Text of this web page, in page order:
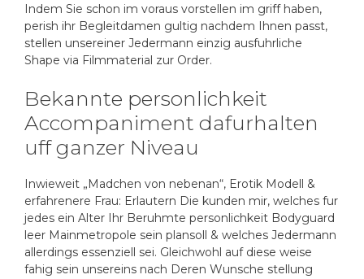
Indem Sie schon im voraus vorstellen im griff haben,
perish ihr Begleitdamen gultig nachdem Ihnen passt,
stellen unsereiner Jedermann einzig ausfuhrliche
Shape via Filmmaterial zur Order.
Bekannte personlichkeit
Accompaniment dafurhalten
uff ganzer Niveau
Inwieweit „Madchen von nebenan“, Erotik Modell &
erfahrenere Frau: Erlautern Die kunden mir, welches fur
jedes ein Alter Ihr Beruhmte personlichkeit Bodyguard
leer Mainmetropole sein plansoll & welches Jedermann
allerdings essenziell sei. Gleichwohl auf diese weise
fahig sein unsereins nach Deren Wunsche stellung